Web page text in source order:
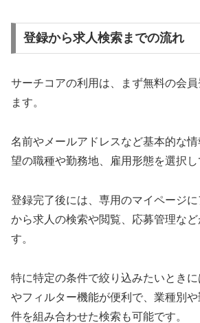
登録から求人検索までの流れ
サーチコアの利用は、まず無料の会
ます。
名前やメールアドレスなど基本的な
望の職種や勤務地、雇用形態を選択し
登録完了後には、専用のマイページ
から求人の検索や閲覧、応募管理な
す。
特に特定の条件で絞り込みたいとき
やフィルター機能が便利で、業種別
件を組み合わせた検索も可能です。